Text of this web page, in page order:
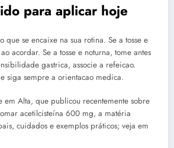
para aplicar hoje
que se encaixe na sua rotina. Se a tosse e
acordar. Se a tosse e noturna, tome antes
gastrica, associe a refeicao.
siga sempre a orientacao medica.
em Alta, que publicou recentemente sobre
acetilcisteína 600 mg, a matéria
cuidados e exemplos práticos; veja em